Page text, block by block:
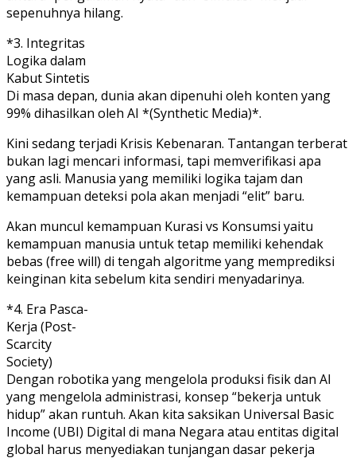
sepenuhnya hilang.
*3. Integritas
Logika dalam
Kabut Sintetis
Di masa depan, dunia akan dipenuhi oleh konten yang
99% dihasilkan oleh AI *(Synthetic Media)*.
Kini sedang terjadi Krisis Kebenaran. Tantangan terberat
bukan lagi mencari informasi, tapi memverifikasi apa
yang asli. Manusia yang memiliki logika tajam dan
kemampuan deteksi pola akan menjadi “elit” baru.
Akan muncul kemampuan Kurasi vs Konsumsi yaitu
kemampuan manusia untuk tetap memiliki kehendak
bebas (free will) di tengah algoritme yang memprediksi
keinginan kita sebelum kita sendiri menyadarinya.
*4. Era Pasca-
Kerja (Post-
Scarcity
Society)
Dengan robotika yang mengelola produksi fisik dan AI
yang mengelola administrasi, konsep “bekerja untuk
hidup” akan runtuh. Akan kita saksikan Universal Basic
Income (UBI) Digital di mana Negara atau entitas digital
global harus menyediakan tunjangan dasar pekerja